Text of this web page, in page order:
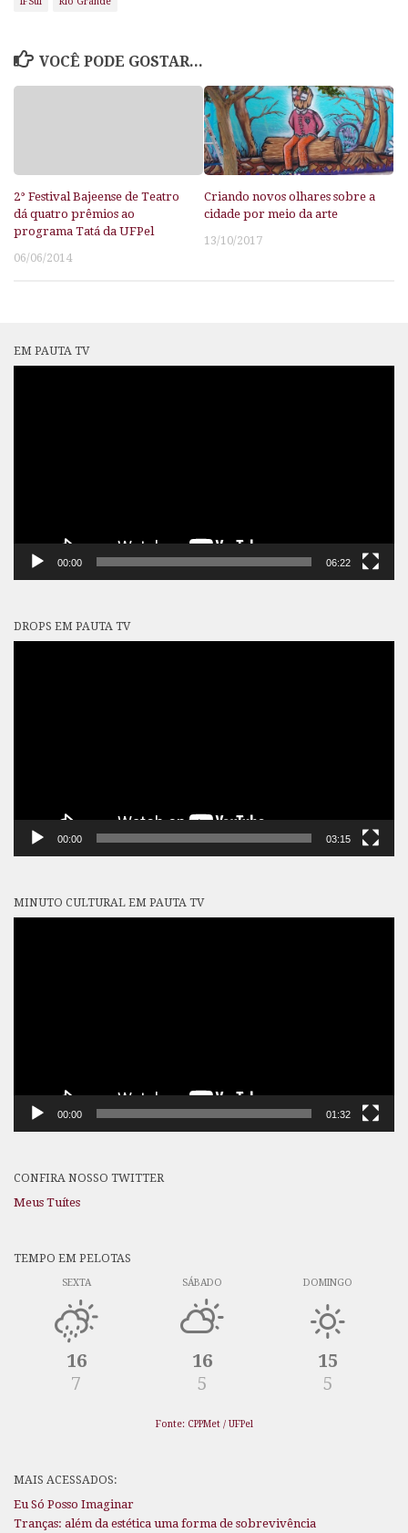
VOCÊ PODE GOSTAR...
2° Festival Bajeense de Teatro
dá quatro prêmios ao
programa Tatá da UFPel
06/06/2014
Criando novos olhares sobre a
cidade por meio da arte
13/10/2017
EM PAUTA TV
00:00 06:22
DROPS EM PAUTA TV
00:00 03:15
MINUTO CULTURAL EM PAUTA TV
00:00 01:32
CONFIRA NOSSO TWITTER
Meus Tuítes
TEMPO EM PELOTAS
SEXTA
16
7
SÁBADO
16
5
DOMINGO
15
5
Fonte: CPPMet / UFPel
MAIS ACESSADOS:
Eu Só Posso Imaginar
Tranças: além da estética uma forma de sobrevivência